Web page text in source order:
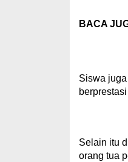
BACA
Siswa
Selain itu
orang tua